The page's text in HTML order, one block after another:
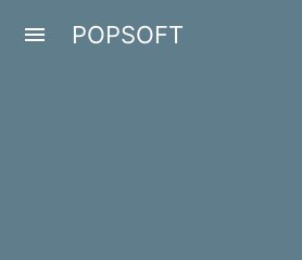
menu POPSOFT